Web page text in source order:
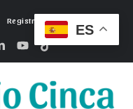
Registrarse
ES